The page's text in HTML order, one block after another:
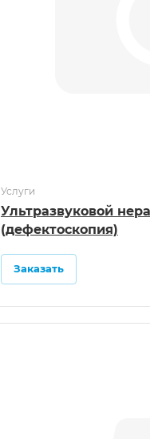
Услуги
Ультразвуковой
(дефектоскопия)
Заказать